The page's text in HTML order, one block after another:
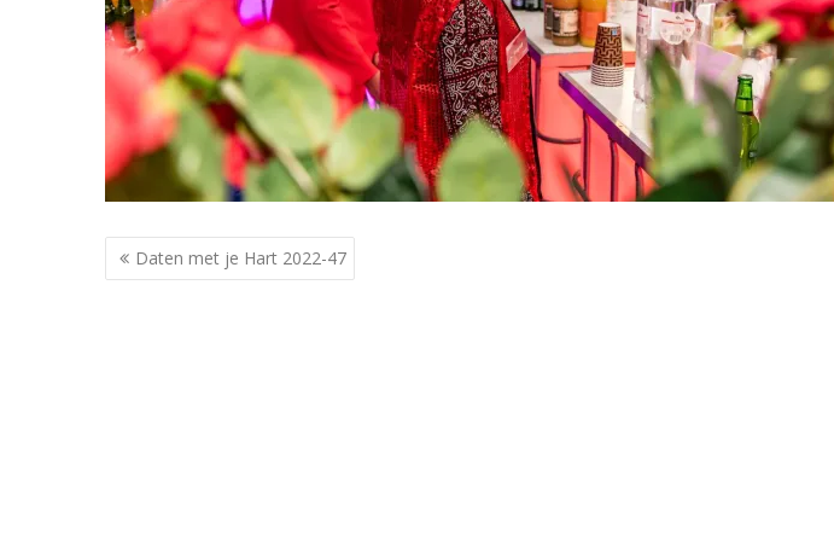
Berichtnavigatie
Daten met je Hart 2022-47